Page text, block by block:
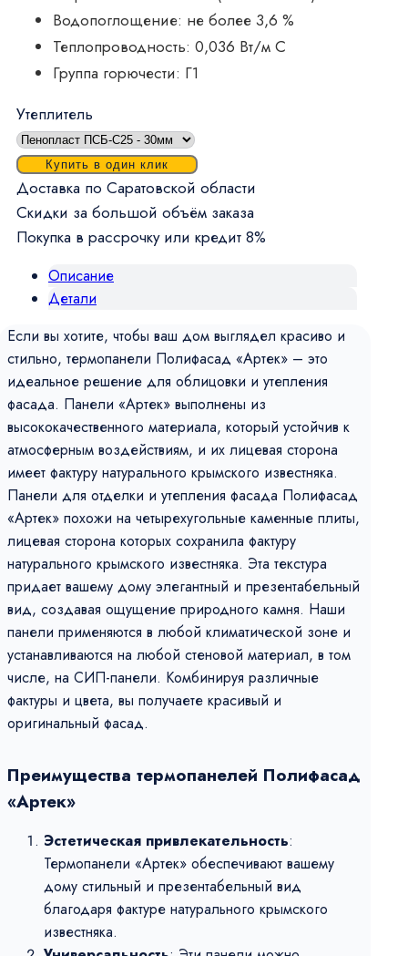
Водопоглощение: не более 3,6 %
Теплопроводность: 0,036 Вт/м C
Группа горючести: Г1
Утеплитель
Купить в один клик
Доставка по Саратовской области
Скидки за большой объём заказа
Покупка в рассрочку или кредит 8%
Описание
Детали
Если вы хотите, чтобы ваш дом выглядел красиво и
стильно, термопанели Полифасад «Артек» – это
идеальное решение для облицовки и утепления
фасада. Панели «Артек» выполнены из
высококачественного материала, который устойчив к
атмосферным воздействиям, и их лицевая сторона
имеет фактуру натурального крымского известняка.
Панели для отделки и утепления фасада Полифасад
«Артек» похожи на четырехугольные каменные плиты,
лицевая сторона которых сохранила фактуру
натурального крымского известняка. Эта текстура
придает вашему дому элегантный и презентабельный
вид, создавая ощущение природного камня. Наши
панели применяются в любой климатической зоне и
устанавливаются на любой стеновой материал, в том
числе, на СИП-панели. Комбинируя различные
фактуры и цвета, вы получаете красивый и
оригинальный фасад.
Преимущества термопанелей Полифасад
«Артек»
Эстетическая привлекательность:
Термопанели «Артек» обеспечивают вашему
дому стильный и презентабельный вид
благодаря фактуре натурального крымского
известняка.